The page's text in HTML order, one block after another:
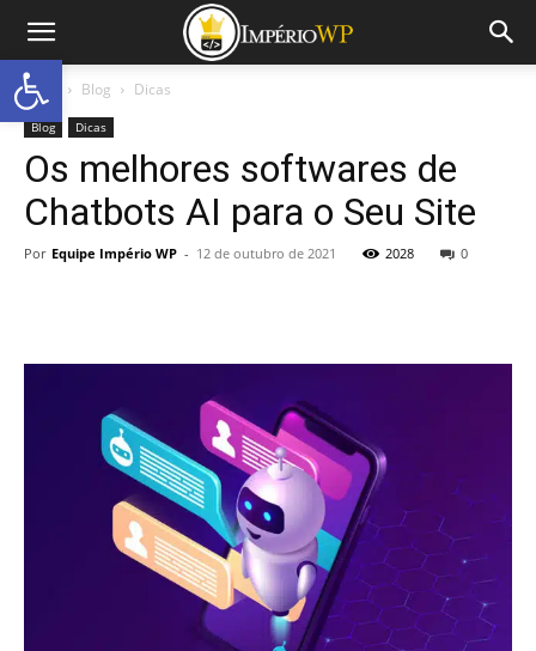
Início Blog Dicas
Blog Dicas
Os melhores softwares de
Chatbots AI para o Seu Site
Por Equipe Império WP - 12 de outubro de 2021 2028 0
Abrir a barra de ferramentas